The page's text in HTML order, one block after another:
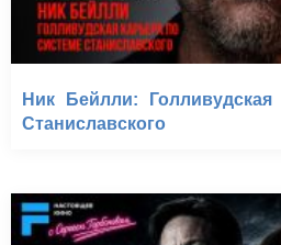
Ник Бейлли:
Станиславского